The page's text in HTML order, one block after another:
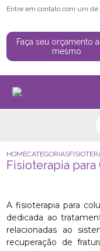
Entre em contato com um de
Faça seu orçamento
mesmo
HOMECATEGORIAS
Fisioterapia
A fisioterapia para
dedicada ao
relacionadas ao
recuperação de